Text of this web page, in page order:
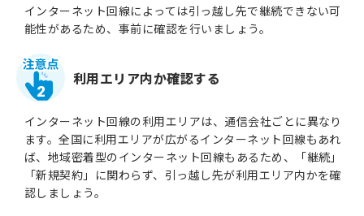
インターネット回線によっては引っ越し先で継続できない可
能性があるため、事前に確認を行いましょう。
2
利用エリア内か確認する
インターネット回線の利用エリアは、通信会社ごとに異なり
ます。全国に利用エリアが広がるインターネット回線もあれ
ば、地域密着型のインターネット回線もあるため、「継続」
「新規契約」に関わらず、引っ越し先が利用エリア内かを確
認しましょう。